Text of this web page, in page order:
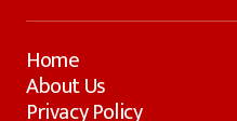
Home
About Us
Privacy Policy